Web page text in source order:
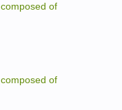
composed of
composed of